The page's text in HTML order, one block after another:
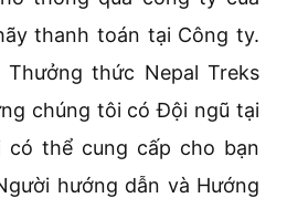
thanh toán tại Công ty.
thức Nepal Treks
chúng tôi có Đội ngũ tại
có thể cung cấp cho bạn
hướng dẫn và Hướng